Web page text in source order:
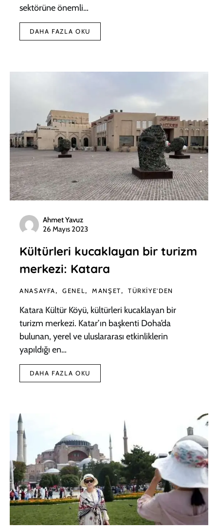
sektörüne önemli…
DAHA FAZLA OKU
Ahmet Yavuz
26 Mayıs 2023
Kültürleri kucaklayan bir turizm
merkezi: Katara
ANASAYFA GENEL MANŞET TÜRKIYE'DEN
Katara Kültür Köyü, kültürleri kucaklayan bir
turizm merkezi. Katar’ın başkenti Doha’da
bulunan, yerel ve uluslararası etkinliklerin
yapıldığı en…
DAHA FAZLA OKU